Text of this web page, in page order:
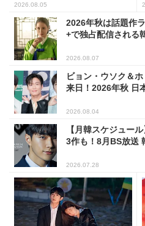
2026.08.05
2026年秋は話題作
+で独占配信される
2026.08.07
ビョン・ウソク＆
来日！2026年秋 日
2026.08.04
【月韓スケジュー
3作も！8月BS放送
2026.07.28